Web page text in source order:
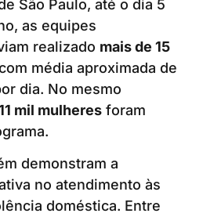
São Paulo, até o dia 5
as equipes
realizado mais de 15
média aproximada de
dia. No mesmo
mil mulheres foram
demonstram a
no atendimento às
doméstica. Entre